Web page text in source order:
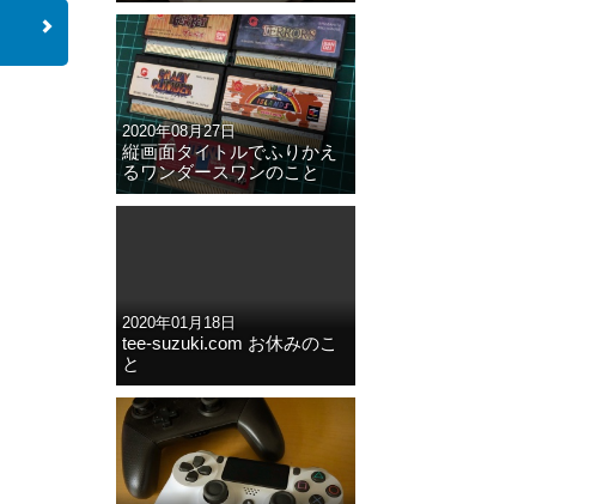
2020年08月27日
縦画面タイトルでふりかえ
るワンダースワンのこと
2020年01月18日
tee-suzuki.com お休みのこ
と